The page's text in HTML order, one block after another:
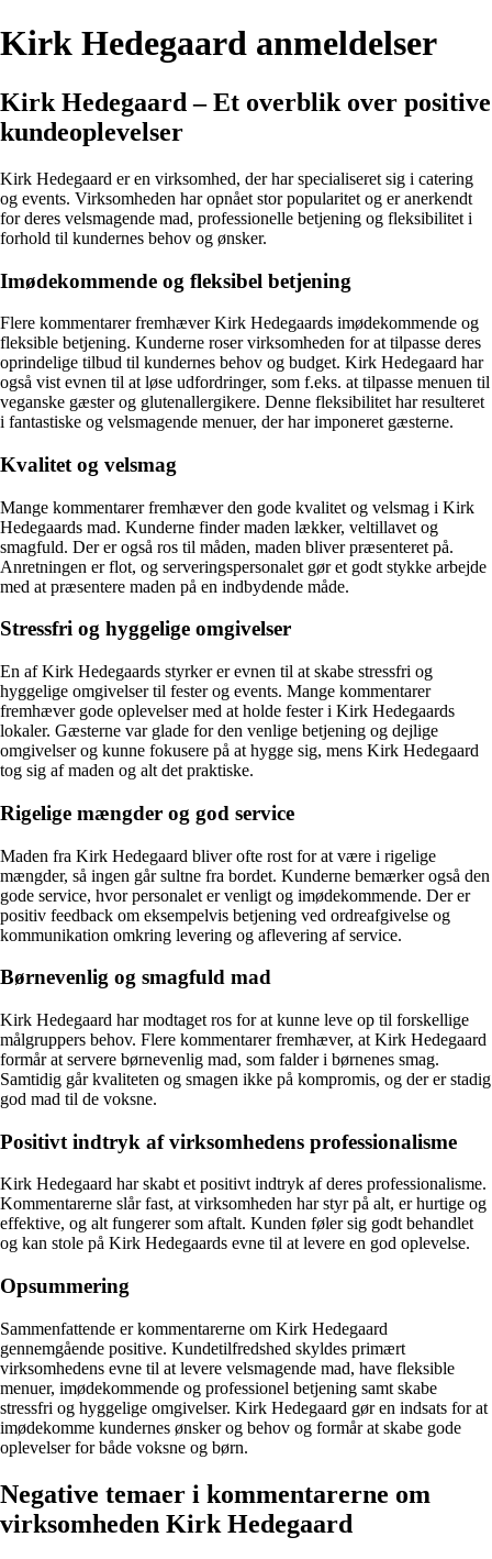
Kirk Hedegaard anmeldelser
Kirk Hedegaard – Et overblik over positive
kundeoplevelser
Kirk Hedegaard er en virksomhed, der har specialiseret sig i catering
og events. Virksomheden har opnået stor popularitet og er anerkendt
for deres velsmagende mad, professionelle betjening og fleksibilitet i
forhold til kundernes behov og ønsker.
Imødekommende og fleksibel betjening
Flere kommentarer fremhæver Kirk Hedegaards imødekommende og
fleksible betjening. Kunderne roser virksomheden for at tilpasse deres
oprindelige tilbud til kundernes behov og budget. Kirk Hedegaard har
også vist evnen til at løse udfordringer, som f.eks. at tilpasse menuen til
veganske gæster og glutenallergikere. Denne fleksibilitet har resulteret
i fantastiske og velsmagende menuer, der har imponeret gæsterne.
Kvalitet og velsmag
Mange kommentarer fremhæver den gode kvalitet og velsmag i Kirk
Hedegaards mad. Kunderne finder maden lækker, veltillavet og
smagfuld. Der er også ros til måden, maden bliver præsenteret på.
Anretningen er flot, og serveringspersonalet gør et godt stykke arbejde
med at præsentere maden på en indbydende måde.
Stressfri og hyggelige omgivelser
En af Kirk Hedegaards styrker er evnen til at skabe stressfri og
hyggelige omgivelser til fester og events. Mange kommentarer
fremhæver gode oplevelser med at holde fester i Kirk Hedegaards
lokaler. Gæsterne var glade for den venlige betjening og dejlige
omgivelser og kunne fokusere på at hygge sig, mens Kirk Hedegaard
tog sig af maden og alt det praktiske.
Rigelige mængder og god service
Maden fra Kirk Hedegaard bliver ofte rost for at være i rigelige
mængder, så ingen går sultne fra bordet. Kunderne bemærker også den
gode service, hvor personalet er venligt og imødekommende. Der er
positiv feedback om eksempelvis betjening ved ordreafgivelse og
kommunikation omkring levering og aflevering af service.
Børnevenlig og smagfuld mad
Kirk Hedegaard har modtaget ros for at kunne leve op til forskellige
målgruppers behov. Flere kommentarer fremhæver, at Kirk Hedegaard
formår at servere børnevenlig mad, som falder i børnenes smag.
Samtidig går kvaliteten og smagen ikke på kompromis, og der er stadig
god mad til de voksne.
Positivt indtryk af virksomhedens professionalisme
Kirk Hedegaard har skabt et positivt indtryk af deres professionalisme.
Kommentarerne slår fast, at virksomheden har styr på alt, er hurtige og
effektive, og alt fungerer som aftalt. Kunden føler sig godt behandlet
og kan stole på Kirk Hedegaards evne til at levere en god oplevelse.
Opsummering
Sammenfattende er kommentarerne om Kirk Hedegaard
gennemgående positive. Kundetilfredshed skyldes primært
virksomhedens evne til at levere velsmagende mad, have fleksible
menuer, imødekommende og professionel betjening samt skabe
stressfri og hyggelige omgivelser. Kirk Hedegaard gør en indsats for at
imødekomme kundernes ønsker og behov og formår at skabe gode
oplevelser for både voksne og børn.
Negative temaer i kommentarerne om
virksomheden Kirk Hedegaard